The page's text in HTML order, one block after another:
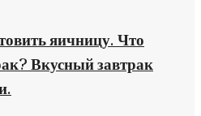
яичницу. Что
Вкусный завтрак